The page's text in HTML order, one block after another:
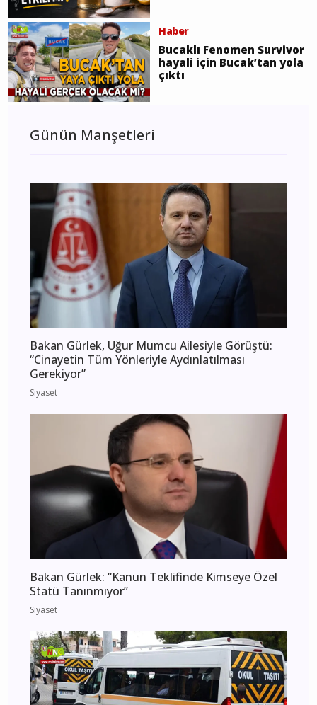
Haber
Bucaklı Fenomen Survivor
hayali için Bucak’tan yola
çıktı
Günün Manşetleri
Bakan Gürlek, Uğur Mumcu Ailesiyle Görüştü:
“Cinayetin Tüm Yönleriyle Aydınlatılması
Gerekiyor”
Siyaset
Bakan Gürlek: “Kanun Teklifinde Kimseye Özel
Statü Tanınmıyor”
Siyaset